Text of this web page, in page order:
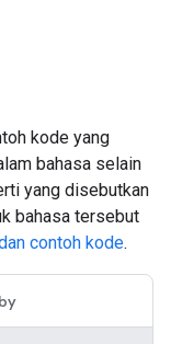
kode yang
bahasa selain
yang disebutkan
bahasa tersebut
contoh kode.